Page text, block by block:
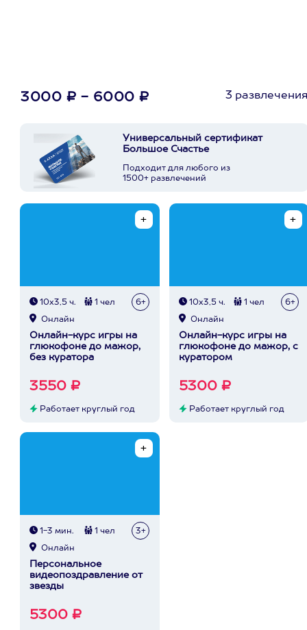
3000 ₽ - 6000 ₽ 3
Универсальный сертификат
Большое Счастье
Подходит для любого из
1500+ развлечений
10х3,5 ч. 1 чел 6+
Онлайн
Онлайн-курс игры на
глюкофоне до мажор,
без куратора
3550 ₽
Работает круглый год
10х3,5 ч. 1 чел 6+
Онлайн
Онлайн-курс игры на
глюкофоне до мажор, с
куратором
5300 ₽
Работает круглый год
1-3 мин. 1 чел 3+
Онлайн
Персональное
видеопоздравление от
звезды
5300 ₽